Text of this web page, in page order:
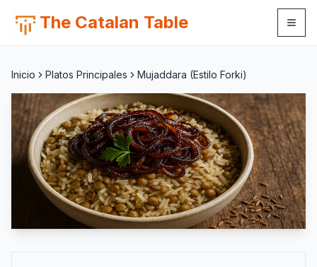
The Catalan Table
Inicio Platos Principales Mujaddara (Estilo Forki)